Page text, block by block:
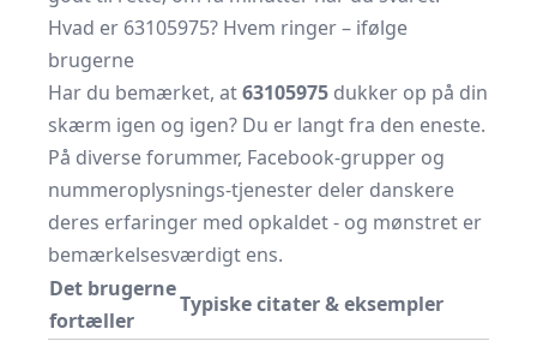
Hvad er 63105975? Hvem ringer – ifølge
brugerne
Har du bemærket, at63105975 dukker op på din
skærm igen og igen? Du er langt fra den eneste.
På diverse forummer, Facebook-grupper og
nummeroplysnings-tjenester deler danskere
deres erfaringer med opkaldet - og mønstret er
bemærkelsesværdigt ens.
Det brugerne
fortæller
Typiske citater & eksempler